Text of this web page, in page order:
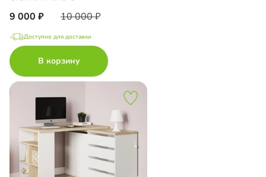
9 000 10 000
Доступно для доставки
В корзину